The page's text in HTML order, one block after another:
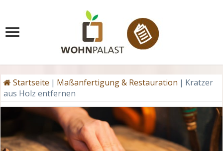
Startseite | Maßanfertigung & Restauration | Kratzer
aus Holz entfernen